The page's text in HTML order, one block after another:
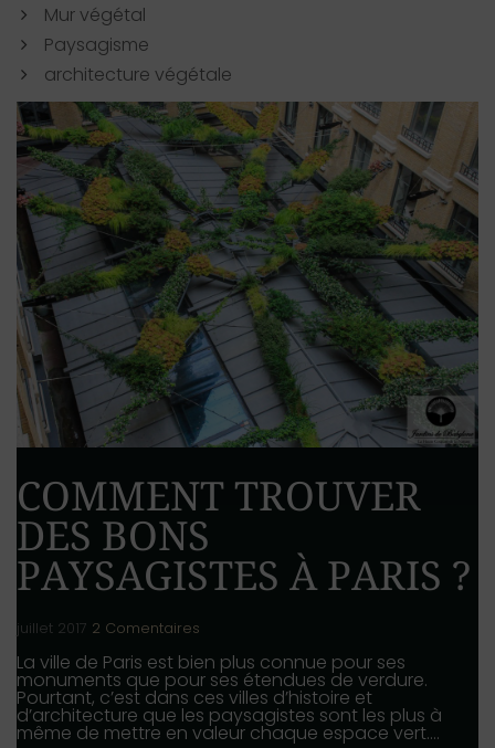
Mur végétal
Paysagisme
architecture végétale
COMMENT TROUVER
DES BONS
PAYSAGISTES À PARIS ?
juillet 2017 2 Comentaires
La ville de Paris est bien plus connue pour ses
monuments que pour ses étendues de verdure.
Pourtant, c’est dans ces villes d’histoire et
d’architecture que les paysagistes sont les plus à
même de mettre en valeur chaque espace vert.…